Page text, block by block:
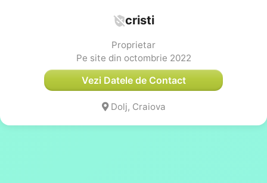
cristi
Proprietar
Pe site din octombrie 2022
Vezi Datele de Contact
Dolj, Craiova